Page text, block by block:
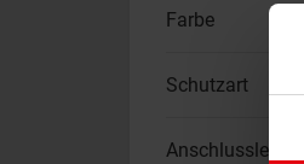
Farbe
Schutzart
Anschlussleitung